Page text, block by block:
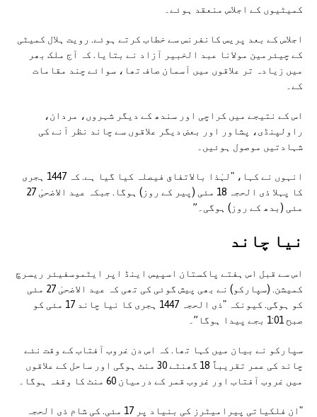
کمیٹیوں کے اجلاس منعقد ہوئے۔
اجلاس کے بعد پریس کانفرنس سے خطاب کرتے ہوئے. رویت ہلال کمیٹی
کے چیئرمین مولانا عبد الخبیر آزاد نے بتایا. کہ آج ملک بھر
میں زیادہ تر علاقوں میں آسمان صاف تھا، سوائے چند مقامات
کے۔
اس کے نتیجے میں کراچی اور سندھ کے دیگر شہروں، مردان،
راولپنڈی، پشاور اور بعض دیگر علاقوں سے چاند نظر آنے کی
شہادتیں موصول ہوئیں۔
انہوں نے کہا، "لہٰذا بالاتفاق فیصلہ کیا گیا ہے. کہ 1447 ہجری
کا پہلا ذی الحجہ 18 مئی (پیر کے روز) ہوگا. جبکہ عید الاضحیٰ 27
مئی (بدھ کے روز) ہوگی۔”
نیا چاند
اس سے قبل اس ہفتے پاکستان اسپیس اینڈ اپر ایٹموسفیئر ریسرچ
کمیشن. (سپارکو) نے بھی پیش گوئی کی تھی کہ عید الاضحیٰ 27 مئی
کو ہوگی. کیونکہ "ذی الحجہ 1447 ہجری کا نیا چاند 17 مئی کو
صبح 1:01 بجے پیدا ہوگا”۔
سپارکو نے بیان میں کہا تھا. کہ اس دن غروب آفتاب کے وقت نئے
چاند کی عمر تقریباً 18 گھنٹے 30 منٹ ہوگی اور ساحل کے علاقوں
میں غروب آفتاب اور غروب قمر کے درمیان 60 منٹ کا وقفہ ہوگا۔
"ان فلکیاتی پیرامیٹرز کی بنیاد پر 17 مئی. کی شام ذی الحجہ